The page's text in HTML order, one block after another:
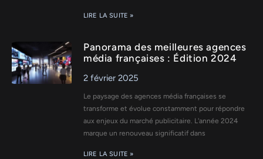
LIRE LA SUITE »
Panorama des meilleures agences
média françaises : Édition 2024
2 février 2025
Le paysage des agences média françaises se
transforme et évolue constamment pour répondre
aux enjeux du marché publicitaire. L'année 2024
marque un renouveau significatif dans
LIRE LA SUITE »